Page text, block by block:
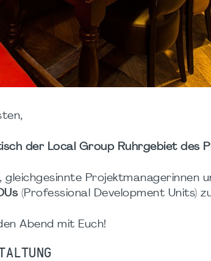
der Local Group Ruhrgebiet des
gleichgesinnte Projektmanagerinnen
(Professional Development Units)
Abend mit Euch!